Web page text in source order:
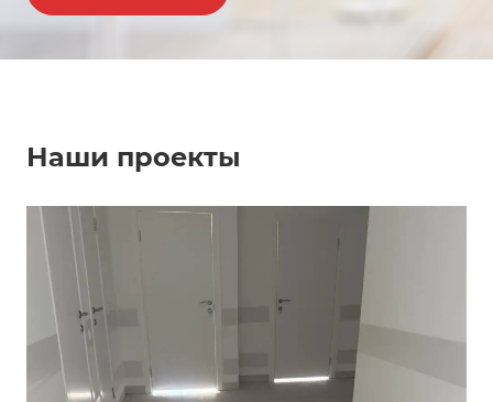
Наши проекты